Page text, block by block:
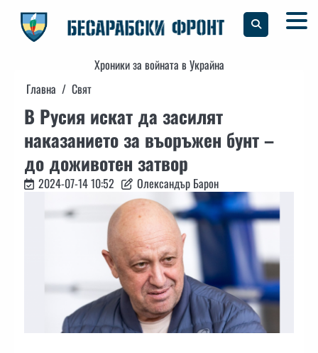
content
Хроники за войната в Украйна
Главна
Свят
В Русия искат да засилят
наказанието за въоръжен бунт –
до доживотен затвор
2024-07-14 10:52 Олександър Барон